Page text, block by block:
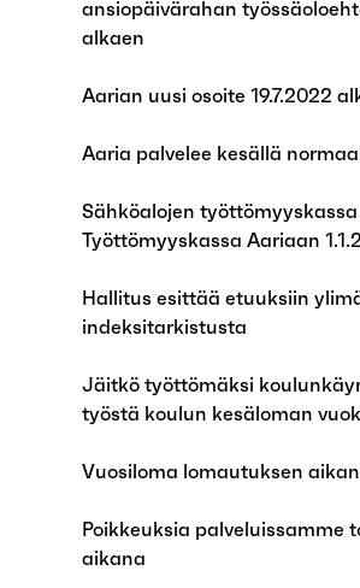
ansiopäivärahan
alkaen
Aarian uusi osoite 19.7.2022
Aaria palvelee kesällä
Sähköalojen
Työttömyyskassa Aariaan
Hallitus esittää etuuksiin
indeksitarkistusta
Jäitkö työttömäksi
työstä koulun kesäloman
Vuosiloma lomautuksen
Poikkeuksia palveluissamme
aikana